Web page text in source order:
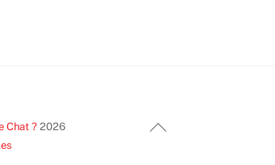
Back
Chat ? 2026